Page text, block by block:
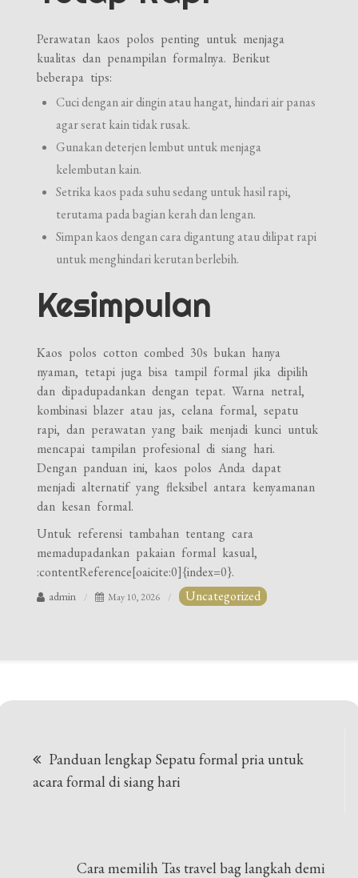
Perawatan kaos polos penting untuk menjaga
kualitas dan penampilan formalnya. Berikut
beberapa tips:
Cuci dengan air dingin atau hangat, hindari air panas
agar serat kain tidak rusak.
Gunakan deterjen lembut untuk menjaga
kelembutan kain.
Setrika kaos pada suhu sedang untuk hasil rapi,
terutama pada bagian kerah dan lengan.
Simpan kaos dengan cara digantung atau dilipat rapi
untuk menghindari kerutan berlebih.
Kesimpulan
Kaos polos cotton combed 30s bukan hanya
nyaman, tetapi juga bisa tampil formal jika dipilih
dan dipadupadankan dengan tepat. Warna netral,
kombinasi blazer atau jas, celana formal, sepatu
rapi, dan perawatan yang baik menjadi kunci untuk
mencapai tampilan profesional di siang hari.
Dengan panduan ini, kaos polos Anda dapat
menjadi alternatif yang fleksibel antara kenyamanan
dan kesan formal.
Untuk referensi tambahan tentang cara
memadupadankan pakaian formal kasual,
:contentReference[oaicite:0]{index=0}.
admin May 10, 2026 Uncategorized
navigation
Panduan lengkap Sepatu formal pria untuk
acara formal di siang hari
Cara memilih Tas travel bag langkah demi